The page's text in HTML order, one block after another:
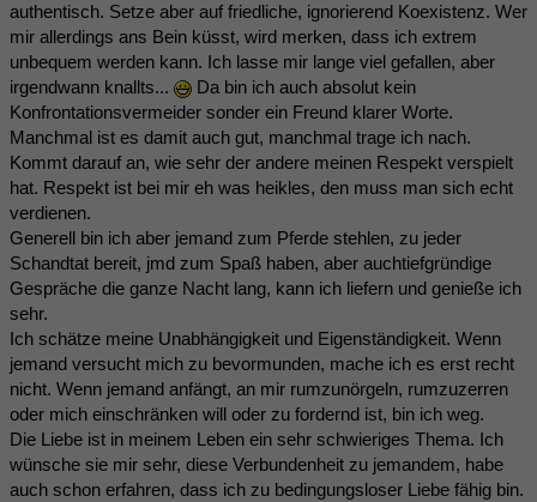
authentisch. Setze aber auf friedliche, ignorierend Koexistenz. Wer
mir allerdings ans Bein küsst, wird merken, dass ich extrem
unbequem werden kann. Ich lasse mir lange viel gefallen, aber
irgendwann knallts...
Da bin ich auch absolut kein
Konfrontationsvermeider sonder ein Freund klarer Worte.
Manchmal ist es damit auch gut, manchmal trage ich nach.
Kommt darauf an, wie sehr der andere meinen Respekt verspielt
hat. Respekt ist bei mir eh was heikles, den muss man sich echt
verdienen.
Generell bin ich aber jemand zum Pferde stehlen, zu jeder
Schandtat bereit, jmd zum Spaß haben, aber auchtiefgründige
Gespräche die ganze Nacht lang, kann ich liefern und genieße ich
sehr.
Ich schätze meine Unabhängigkeit und Eigenständigkeit. Wenn
jemand versucht mich zu bevormunden, mache ich es erst recht
nicht. Wenn jemand anfängt, an mir rumzunörgeln, rumzuzerren
oder mich einschränken will oder zu fordernd ist, bin ich weg.
Die Liebe ist in meinem Leben ein sehr schwieriges Thema. Ich
wünsche sie mir sehr, diese Verbundenheit zu jemandem, habe
auch schon erfahren, dass ich zu bedingungsloser Liebe fähig bin.